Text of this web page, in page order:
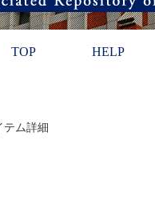
TOP HELP
ム詳細